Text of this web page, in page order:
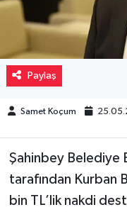
Paylaş
Samet Koçum
Şahinbey Belediye
tarafından Kurban
bin TL’lik nakdi
Sinemalar
Siyaset
Türkiye
Video Haber